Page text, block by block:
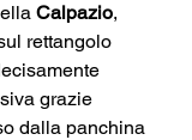
Calpazio,
rettangolo
grazie
dalla panchina